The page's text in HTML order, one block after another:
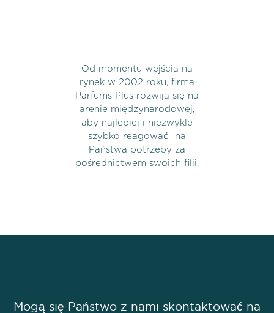
Od momentu wejścia na
rynek w 2002 roku, firma
Parfums Plus rozwija się na
arenie międzynarodowej,
aby najlepiej i niezwykle
szybko reagować
na
Państwa potrzeby za
pośrednictwem swoich filii.
Mogą się Państwo z nami skontaktować na